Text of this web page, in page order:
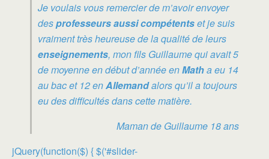
Je voulais vous remercier de m’avoir envoyer
desprofesseurs aussi compétentset je suis
vraiment très heureuse de la qualité de leurs
enseignements, mon fils Guillaume qui avait 5
de moyenne en début d’année enMatha eu 14
au bac et 12 enAllemandalors qu’il a toujours
eu des difficultés dans cette matière.
Maman de Guillaume 18 ans
jQuery(function($) { $('#slider-